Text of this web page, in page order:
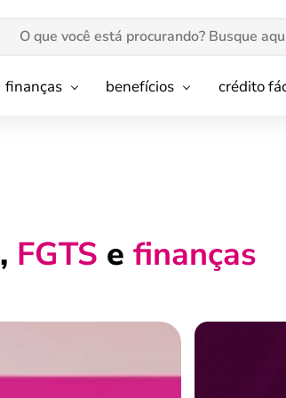
finanças benefícios crédito
, FGTS e finanças